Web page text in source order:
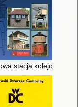
w architekturze
stacja kolejowa